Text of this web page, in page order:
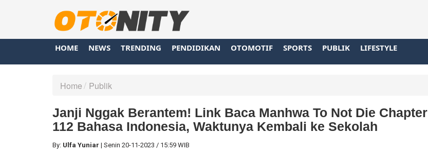
HOME NEWS TRENDING PENDIDIKAN OTOMOTIF SPORTS PUBLIK LIFESTYLE
Home Publik
Janji Nggak Berantem! Link Baca Manhwa To Not Die Chapter
112 Bahasa Indonesia, Waktunya Kembali ke Sekolah
By: Ulfa Yuniar | Senin 20-11-2023 / 15:59 WIB